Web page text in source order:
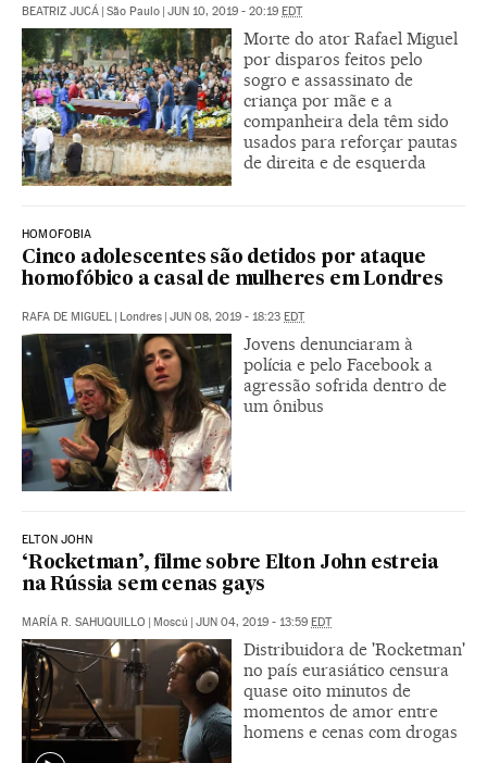
BEATRIZ JUCÁ | São Paulo | JUN 10, 2019 - 20:19 EDT
Morte do ator Rafael Miguel
por disparos feitos pelo
sogro e assassinato de
criança por mãe e a
companheira dela têm sido
usados para reforçar pautas
de direita e de esquerda
HOMOFOBIA
Cinco adolescentes são detidos por ataque
homofóbico a casal de mulheres em Londres
RAFA DE MIGUEL | Londres | JUN 08, 2019 - 18:23 EDT
Jovens denunciaram à
polícia e pelo Facebook a
agressão sofrida dentro de
um ônibus
ELTON JOHN
‘Rocketman’, filme sobre Elton John estreia
na Rússia sem cenas gays
MARÍA R. SAHUQUILLO | Moscú | JUN 04, 2019 - 13:59 EDT
Distribuidora de 'Rocketman'
no país eurasiático censura
quase oito minutos de
momentos de amor entre
homens e cenas com drogas